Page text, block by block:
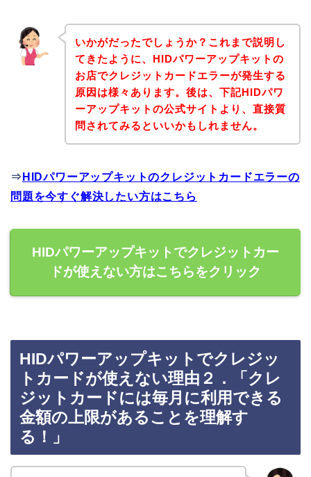
いかがだったでしょうか？これまで説明し
てきたように、HIDパワーアップキットの
お店でクレジットカードエラーが発生する
原因は様々あります。後は、下記HIDパワ
ーアップキットの公式サイトより、直接質
問されてみるといいかもしれません。
⇒ HIDパワーアップキットのクレジットカードエラーの
問題を今すぐ解決したい方はこちら
HIDパワーアップキットでクレジットカー
ドが使えない方はこちらをクリック
HIDパワーアップキットでクレジッ
トカードが使えない理由２．「クレ
ジットカードには毎月に利用できる
金額の上限があることを理解す
る！」